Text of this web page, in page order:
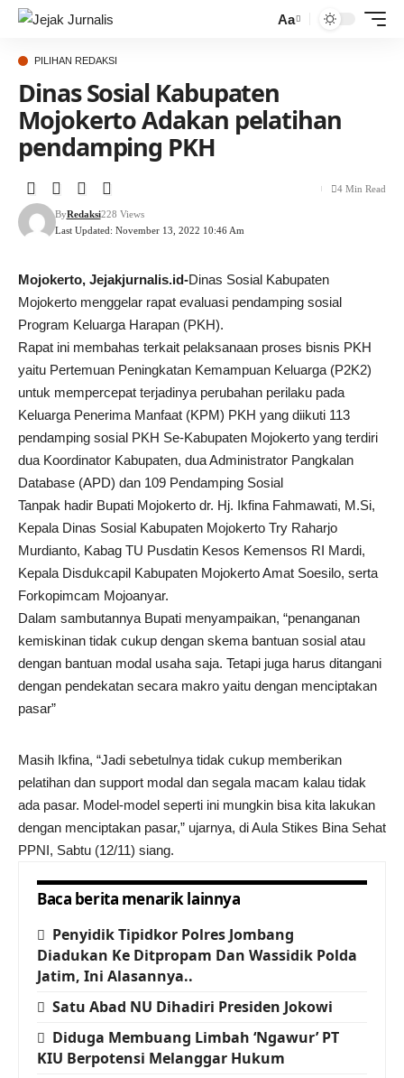
Aa
PILIHAN REDAKSI
Dinas Sosial Kabupaten
Mojokerto Adakan pelatihan
pendamping PKH
Last Updated: November 13, 2022 10:46 Am
ByRedaksi228 Views
4 Min Read
Mojokerto, Jejakjurnalis.id-Dinas Sosial Kabupaten
Mojokerto menggelar rapat evaluasi pendamping sosial
Program Keluarga Harapan (PKH).
Rapat ini membahas terkait pelaksanaan proses bisnis PKH
yaitu Pertemuan Peningkatan Kemampuan Keluarga (P2K2)
untuk mempercepat terjadinya perubahan perilaku pada
Keluarga Penerima Manfaat (KPM) PKH yang diikuti 113
pendamping sosial PKH Se-Kabupaten Mojokerto yang terdiri
dua Koordinator Kabupaten, dua Administrator Pangkalan
Database (APD) dan 109 Pendamping Sosial
Tanpak hadir Bupati Mojokerto dr. Hj. Ikfina Fahmawati, M.Si,
Kepala Dinas Sosial Kabupaten Mojokerto Try Raharjo
Murdianto, Kabag TU Pusdatin Kesos Kemensos RI Mardi,
Kepala Disdukcapil Kabupaten Mojokerto Amat Soesilo, serta
Forkopimcam Mojoanyar.
Dalam sambutannya Bupati menyampaikan, “penanganan
kemiskinan tidak cukup dengan skema bantuan sosial atau
dengan bantuan modal usaha saja. Tetapi juga harus ditangani
dengan pendekatan secara makro yaitu dengan menciptakan
pasar”
Masih Ikfina, “Jadi sebetulnya tidak cukup memberikan
pelatihan dan support modal dan segala macam kalau tidak
ada pasar. Model-model seperti ini mungkin bisa kita lakukan
dengan menciptakan pasar,” ujarnya, di Aula Stikes Bina Sehat
PPNI, Sabtu (12/11) siang.
Baca berita menarik lainnya
Penyidik Tipidkor Polres Jombang
Diadukan Ke Ditpropam Dan Wassidik Polda
Jatim, Ini Alasannya..
Satu Abad NU Dihadiri Presiden Jokowi
Diduga Membuang Limbah ‘Ngawur’ PT
KIU Berpotensi Melanggar Hukum